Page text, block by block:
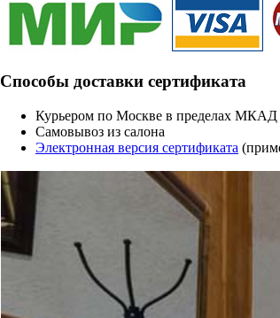
Способы доставки сертификата
Курьером по Москве в пределах МКАД -
Cамовывоз из салона
Электронная версия сертификата